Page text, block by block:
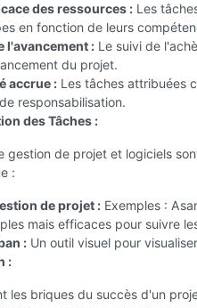
des ressources : Les
en fonction de leurs
l'avancement : Le suivi de
du projet.
accrue : Les tâches attribuées
responsabilisation.
des Tâches :
gestion de projet et logiciels
:
de projet : Exemples :
mais efficaces pour suivre
: Un outil visuel pour
:
les briques du succès d'un